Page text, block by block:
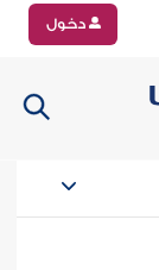
دخول